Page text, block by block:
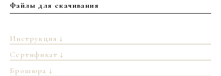
Файлы для скачивания
Инструкция ↓
Сертификат ↓
Брошюра ↓